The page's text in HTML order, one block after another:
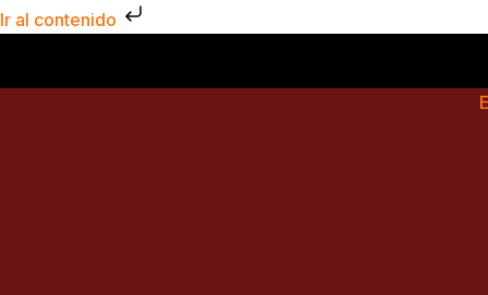
Ir al contenido
Ir